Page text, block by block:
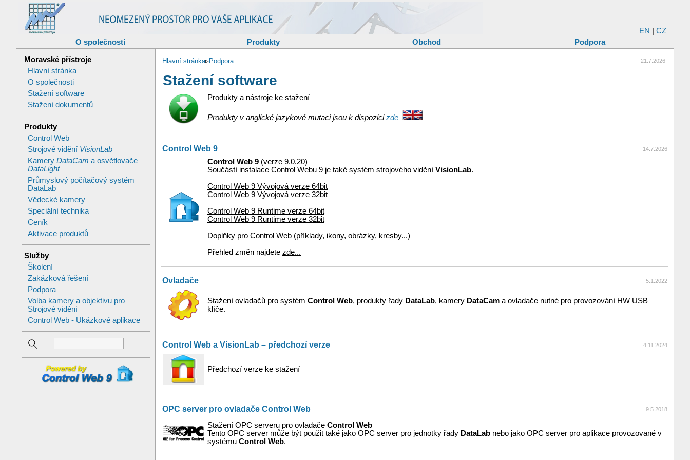
EN CZ
O společnosti Produkty Obchod Podpora
Moravské přístroje
Hlavní stránka
O společnosti
Stažení software
Stažení dokumentů
Produkty
Control Web
Strojové vidění VisionLab
Kamery DataCam a osvětlovače
DataLight
Průmyslový počítačový systém
DataLab
Vědecké kamery
Speciální technika
Ceník
Aktivace produktů
Služby
Školení
Zakázková řešení
Podpora
Volba kamery a objektivu pro
Strojové vidění
Control Web - Ukázkové aplikace
Hlavní stránka▹Podpora 21.7.2026
Stažení software
Produkty a nástroje ke stažení
Produkty v anglické jazykové mutaci jsou k dispozicizde
Control Web 9 14.7.2026
Control Web 9 (verze 9.0.20)
Součástí instalace Control Webu 9 je také systém strojového vidění VisionLab.
Control Web 9 Vývojová verze 64bit
Control Web 9 Vývojová verze 32bit
Control Web 9 Runtime verze 64bit
Control Web 9 Runtime verze 32bit
Doplňky pro Control Web (příklady, ikony, obrázky, kresby...)
Přehled změn najdete zde...
Ovladače 5.1.2022
Stažení ovladačů pro systém Control Web, produkty řady DataLab, kamery DataCam a ovladače nutné pro provozování HW USB
klíče.
Control Web a VisionLab – předchozí verze 4.11.2024
Předchozí verze ke stažení
OPC server pro ovladače Control Web 9.5.2018
Stažení OPC serveru pro ovladače Control Web
Tento OPC server může být použit také jako OPC server pro jednotky řady DataLab nebo jako OPC server pro aplikace provozované v
systému Control Web.